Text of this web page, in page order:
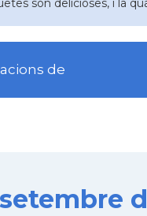
són delicioses, i la
de